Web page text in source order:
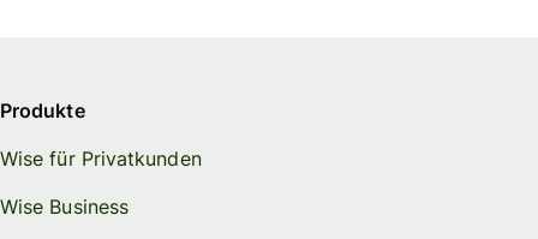
Produkte
Wise für Privatkunden
Wise Business